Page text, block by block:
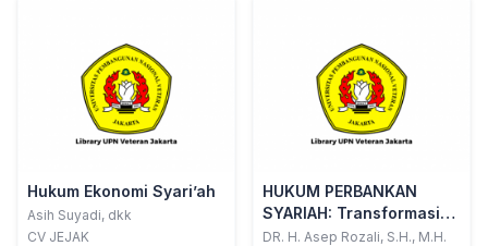
Hukum Ekonomi Syari’ah
Asih Suyadi, dkk
CV JEJAK
HUKUM PERBANKAN
SYARIAH: Transformasi
dan Formulasi Asas
DR. H. Asep Rozali, S.H., M.H.